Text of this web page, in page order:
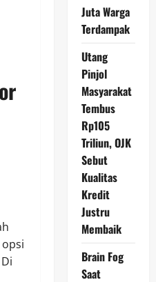
Juta Warga
Terdampak
Utang
Pinjol
Masyarakat
Tembus
Rp105
Triliun, OJK
Sebut
Kualitas
Kredit
Justru
Membaik
Brain Fog
Saat